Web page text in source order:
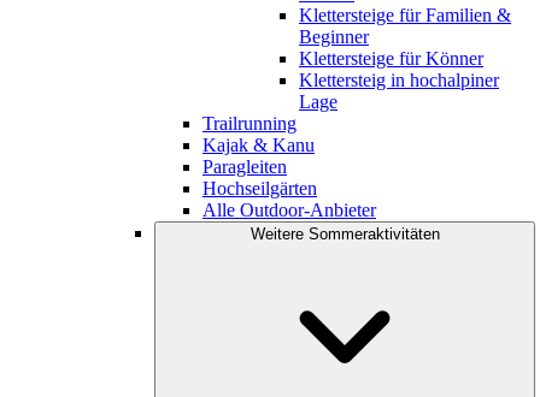
Klettersteige für Familien &
Beginner
Klettersteige für Könner
Klettersteig in hochalpiner
Lage
Trailrunning
Kajak & Kanu
Paragleiten
Hochseilgärten
Alle Outdoor-Anbieter
Weitere Sommeraktivitäten